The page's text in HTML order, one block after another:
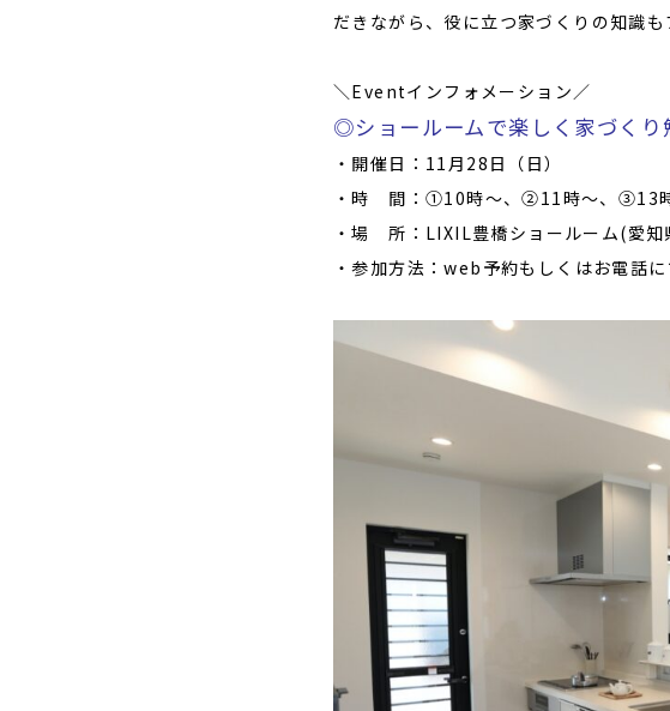
だきながら、役に立つ家づくりの知識
＼Eventインフォメーション／
◎ショールームで楽しく家づく
・開催日：11月28日（日）
・時 間：①10時〜、②11時〜、③13
・場 所：LIXIL豊橋ショールーム(愛
・参加方法：web予約もしくはお電話に